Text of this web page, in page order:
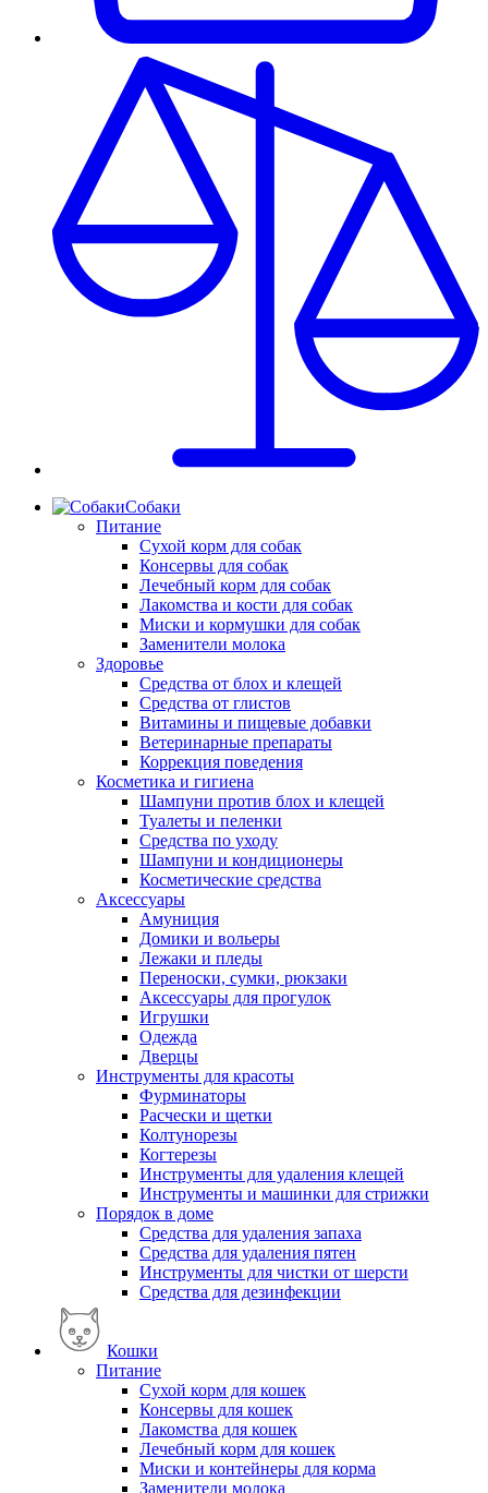
Собаки
Питание
Сухой корм для собак
Консервы для собак
Лечебный корм для собак
Лакомства и кости для собак
Миски и кормушки для собак
Заменители молока
Здоровье
Средства от блох и клещей
Средства от глистов
Витамины и пищевые добавки
Ветеринарные препараты
Коррекция поведения
Косметика и гигиена
Шампуни против блох и клещей
Туалеты и пеленки
Средства по уходу
Шампуни и кондиционеры
Косметические средства
Аксессуары
Амуниция
Домики и вольеры
Лежаки и пледы
Переноски, сумки, рюкзаки
Аксессуары для прогулок
Игрушки
Одежда
Дверцы
Инструменты для красоты
Фурминаторы
Расчески и щетки
Колтунорезы
Когтерезы
Инструменты для удаления клещей
Инструменты и машинки для стрижки
Порядок в доме
Средства для удаления запаха
Средства для удаления пятен
Инструменты для чистки от шерсти
Средства для дезинфекции
Кошки
Питание
Сухой корм для кошек
Консервы для кошек
Лакомства для кошек
Лечебный корм для кошек
Миски и контейнеры для корма
Заменители молока